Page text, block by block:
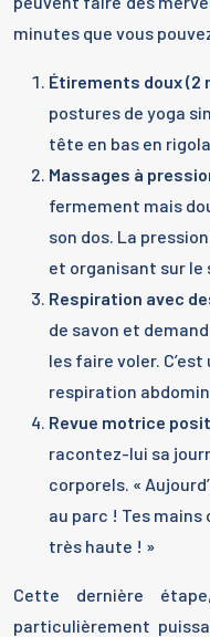
minutes que vous
Étirements doux (2
postures de yoga
tête en bas en
Massages à
fermement mais
son dos. La
et organisant sur le
Respiration avec
de savon et
les faire voler.
respiration
Revue motrice
racontez-lui sa
corporels. «
au parc ! Tes
très haute ! »
Cette dernière
particulièrement